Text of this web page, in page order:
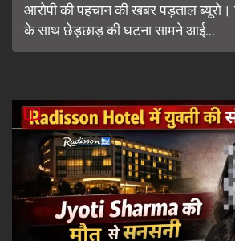
आरोपी की पहचान की खबर पड़ताल ब्यूरो।
के साथ छेड़छाड़ की घटना सामने आई...